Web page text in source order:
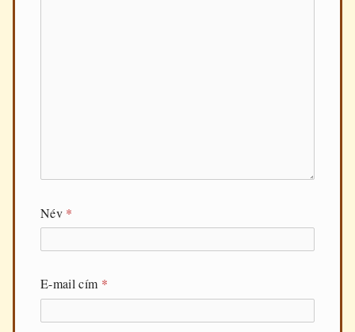
Név *
E-mail cím *